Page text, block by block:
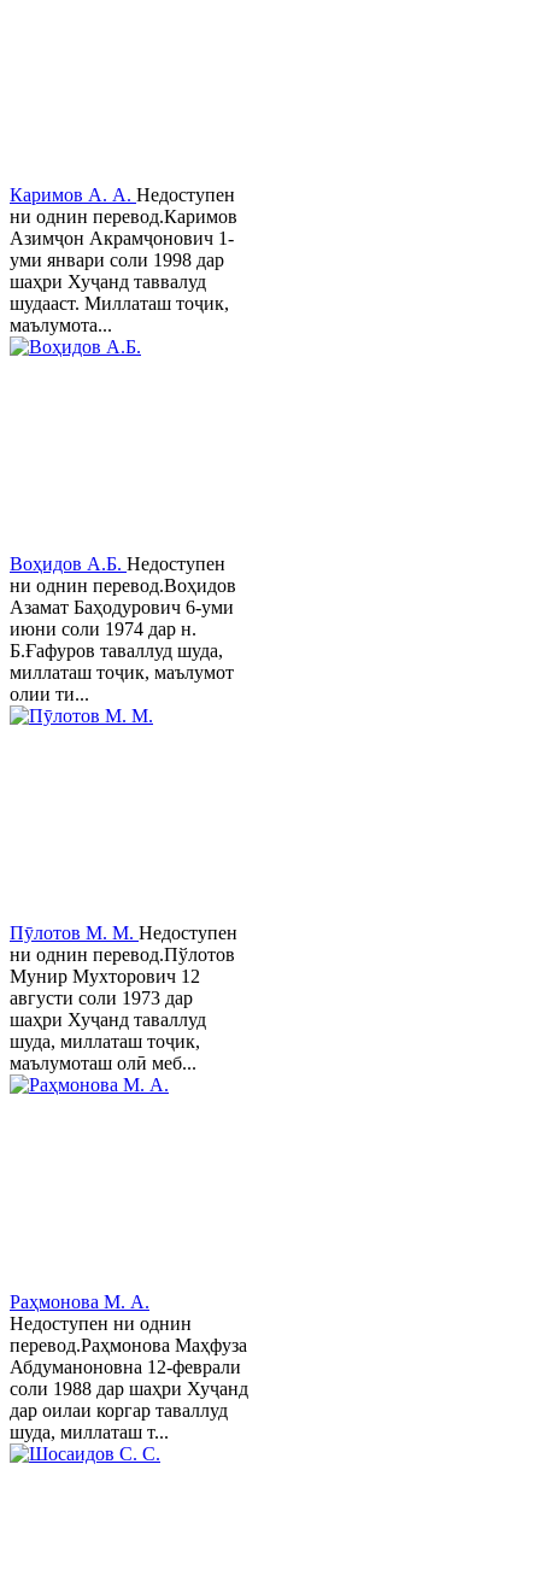
Каримов А. А. Недоступен
ни однин перевод.Каримов
Азимҷон Акрамҷонович 1-
уми январи соли 1998 дар
шаҳри Хуҷанд таввалуд
шудааст. Миллаташ тоҷик,
маълумота...
Воҳидов А.Б. Недоступен
ни однин перевод.Воҳидов
Азамат Баҳодурович 6-уми
июни соли 1974 дар н.
Б.Ғафуров таваллуд шуда,
миллаташ тоҷик, маълумот
олии ти...
Пӯлотов М. М. Недоступен
ни однин перевод.Пўлотов
Мунир Мухторович 12
августи соли 1973 дар
шаҳри Хуҷанд таваллуд
шуда, миллаташ тоҷик,
маълумоташ олӣ меб...
Раҳмонова М. А.
Недоступен ни однин
перевод.Раҳмонова Маҳфуза
Абдуманоновна 12-феврали
соли 1988 дар шаҳри Хуҷанд
дар оилаи коргар таваллуд
шуда, миллаташ т...